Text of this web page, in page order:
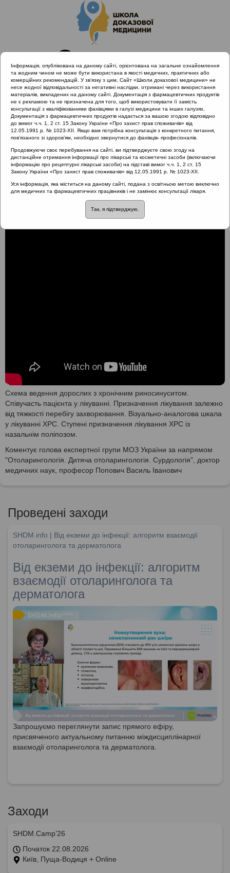
Головна
Проведені заходи
Гострий риносинусит та отит з позицій Icpc-2. Львів
21.02.2019
Схема ведення дорослих з ХРС
Схема ведення дорослих
Схема ведення дорослих з хронічним риносинуситом.
Співучасть пацієнта у лікуванні. Призначення лікування залежно
від тяжкості перебігу захворювання. Візуально-аналогова шкала
у лікуванні ХРС. Ступені призначення лікування ХРС із
назальнім поліпозом.
Коментує голова експертної групи МОЗ України за напрямом
"Отоларингологія. Дитяча отоларингологія. Сурдологія", доктор
медичних наук, професор Попович Василь Іванович
Проведені заходи
SHDM.info | Від екземи до інфекції: алгоритм взаємодії
отоларинголога та дерматолога
Від екземи до інфекції: алгоритм
взаємодії отоларинголога та
дерматолога
Запрошуємо переглянути запис прямого ефіру,
присвяченого актуальному питанню міждисциплінарної
взаємодії отоларинголога та дерматолога.
Заходи
SHDM.Camp’26
Початок 22.08.2026
Київ, Пуща-Водиця + Online
Інформація, опублікована на даному сайті, орієнтована на загальне ознайомлення
та жодним чином не може бути використана в якості медичних, практичних або
комерційних рекомендацій. У зв’язку з цим, Сайт «Школи доказової медицини» не
несе жодної відповідальності за негативні наслідки, отримані через використання
матеріалів, викладених на даному сайті. Документація з фармацевтичних продуктів
не є рекламою та не призначена для того, щоб використовувати її замість
консультації з кваліфікованими фахівцями в галузі медицини та інших галузях.
Документація з фармацевтичних продуктів надається за вашою згодою відповідно
до вимог ч.ч. 1, 2 ст. 15 Закону України «Про захист прав споживачів» від
12.05.1991 р. № 1023-XII. Якщо вам потрібна консультація з конкретного питання,
пов’язаного зі здоров’ям, необхідно звернутися до фахівців- професіоналів.
Продовжуючи своє перебування на сайті, ви підтверджуєте свою згоду на
дистанційне отримання інформації про лікарські та косметичні засоби (включаючи
інформацію про рецептурні лікарські засоби) на підставі вимог ч.ч. 1, 2 ст. 15
Закону України «Про захист прав споживачів» від 12.05.1991 р. № 1023-XII.
Уся інформація, яка міститься на даному сайті, подана з освітньою метою виключно
для медичних та фармацевтичних працівників і не замінює консультації лікаря.
Так, я підтверджую.